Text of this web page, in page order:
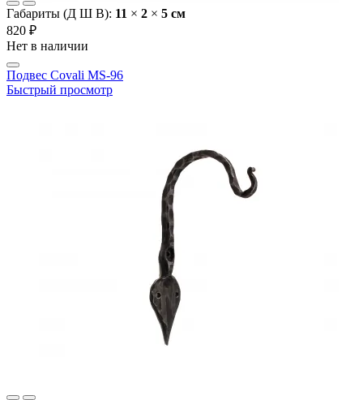
Габариты (Д Ш В): 11 × 2 × 5 cм
820 ₽
Нет в наличии
Подвес Covali MS-96
Быстрый просмотр